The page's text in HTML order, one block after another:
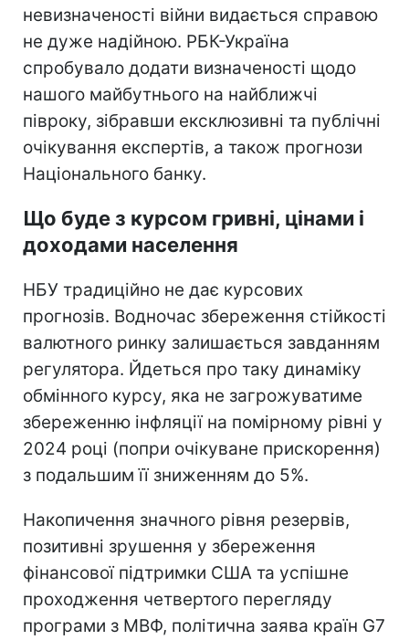
невизначеності війни видається справою
не дуже надійною. РБК-Україна
спробувало додати визначеності щодо
нашого майбутнього на найближчі
півроку, зібравши ексклюзивні та публічні
очікування експертів, а також прогнози
Національного банку.
Що буде з курсом гривні, цінами і
доходами населення
НБУ традиційно не дає курсових
прогнозів. Водночас збереження стійкості
валютного ринку залишається завданням
регулятора. Йдеться про таку динаміку
обмінного курсу, яка не загрожуватиме
збереженню інфляції на помірному рівні у
2024 році (попри очікуване прискорення)
з подальшим її зниженням до 5%.
Накопичення значного рівня резервів,
позитивні зрушення у збереження
фінансової підтримки США та успішне
проходження четвертого перегляду
програми з МВФ, політична заява країн G7